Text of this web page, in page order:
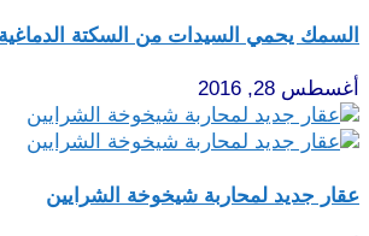
السمك يحمي السيدات من السكتة الدماغية
أغسطس 28, 2016
عقار جديد لمحاربة شيخوخة الشرايين